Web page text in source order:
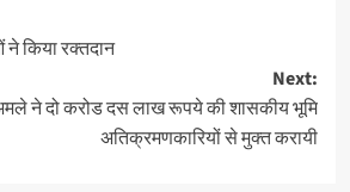
किया रक्तदान
Next:
ने दो करोड दस लाख रूपये की शासकीय भूमि
अतिक्रमणकारियों से मुक्त करायी